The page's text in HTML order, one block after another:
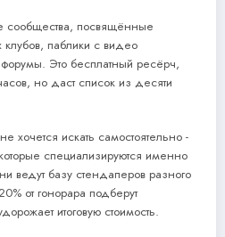
сообщества, посвящённые
клубов, паблики с видео
Это бесплатный ресёрч,
но даст список из десяти
хочется искать самостоятельно -
специализируются именно
ведут базу стендаперов разного
от гонорара подберут
итоговую стоимость.